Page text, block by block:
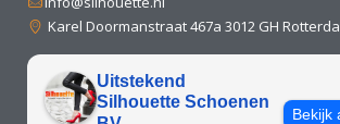
Karel Doormanstraat 467a 3012 GH
Uitstekend
Silhouette Schoenen
Bekijk